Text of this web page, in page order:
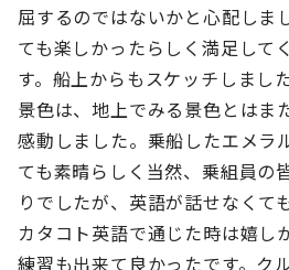
屈するのではないかと心配しま
ても楽しかったらしく満足して
す。船上からもスケッチしまし
景色は、地上でみる景色とはま
感動しました。乗船したエメラ
ても素晴らしく当然、乗組員の
りでしたが、英語が話せなくて
カタコト英語で通じた時は嬉し
練習も出来て良かったです。ク